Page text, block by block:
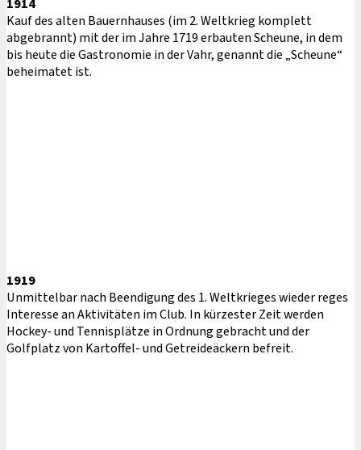
1914
Kauf des alten Bauernhauses (im 2. Weltkrieg komplett
abgebrannt) mit der im Jahre 1719 erbauten Scheune, in dem
bis heute die Gastronomie in der Vahr, genannt die „Scheune“
beheimatet ist.
1919
Unmittelbar nach Beendigung des 1. Weltkrieges wieder reges
Interesse an Aktivitäten im Club. In kürzester Zeit werden
Hockey- und Tennisplätze in Ordnung gebracht und der
Golfplatz von Kartoffel- und Getreideäckern befreit.